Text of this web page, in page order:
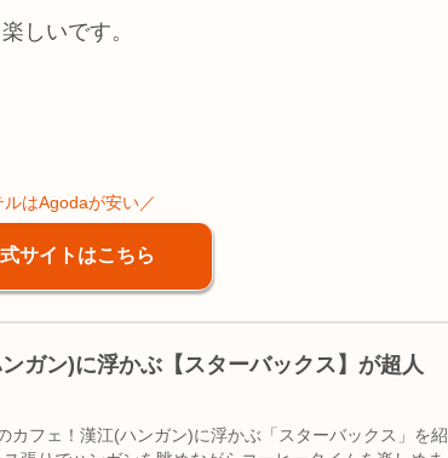
しいです。
はAgodaが安い／
サイトはこちら
ガン)に浮かぶ【スターバックス】が超人
カフェ！漢江(ハンガン)に浮かぶ「スターバックス」を紹